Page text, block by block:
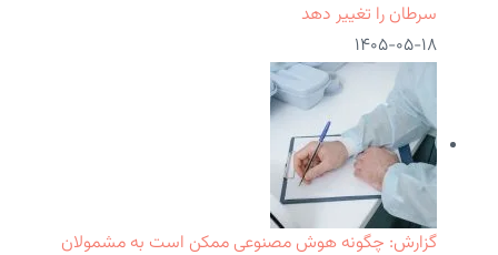
سرطان را تغییر دهد
۱۴۰۵-۰۵-۱۸
گزارش: چگونه هوش مصنوعی ممکن است به مشمولان